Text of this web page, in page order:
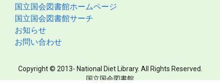
国立国会図書館ホームページ
国立国会図書館サーチ
お知らせ
お問い合わせ
Copyright © 2013- National Diet Library. All Rights Reserved.